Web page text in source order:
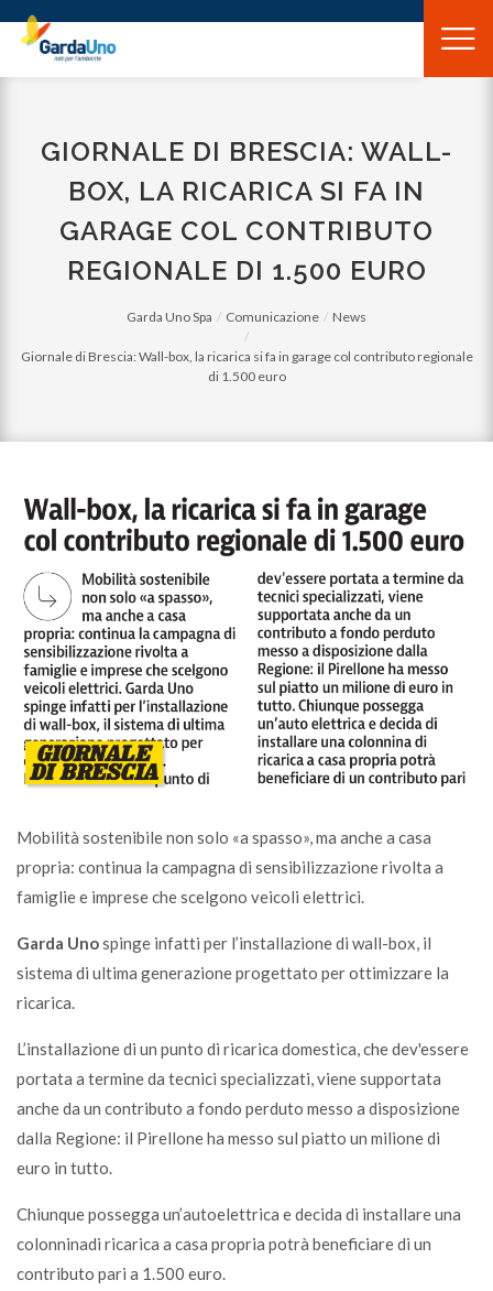
Gardauno
Spa
GIORNALE DI BRESCIA: WALL-
BOX, LA RICARICA SI FA IN
GARAGE COL CONTRIBUTO
REGIONALE DI 1.500 EURO
Garda Uno Spa Comunicazione News
Giornale di Brescia: Wall-box, la ricarica si fa in garage col contributo regionale
di 1.500 euro
Mobilità sostenibile non solo «a spasso», ma anche a casa
propria: continua la campagna di sensibilizzazione rivolta a
famiglie e imprese che scelgono veicoli elettrici.
Garda Unospinge infatti per l’installazione di wall-box, il
sistema di ultima generazione progettato per ottimizzare la
ricarica.
L’installazione di un punto di ricarica domestica, che dev'essere
portata a termine da tecnici specializzati, viene supportata
anche da un contributo a fondo perduto messo a disposizione
dalla Regione: il Pirellone ha messo sul piatto un milione di
euro in tutto.
Chiunque possegga un’autoelettrica e decida di installare una
colonninadi ricarica a casa propria potrà beneficiare di un
contributo pari a 1.500 euro.